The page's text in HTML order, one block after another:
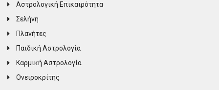
Αστρολογική Επικαιρότητα
Σελήνη
Πλανήτες
Παιδική Αστρολογία
Καρμική Αστρολογία
Ονειροκρίτης